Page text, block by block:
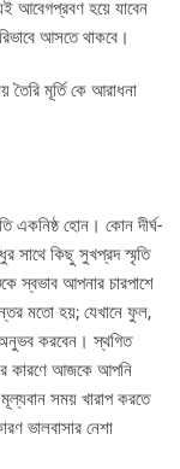
আবেগপ্রবণ হয়ে যাবেন
আসতে থাকবে।
মূর্তি কে আরাধনা
একনিষ্ঠ হোন। কোন দীর্ঘ-
সাথে কিছু সুখপ্রদ স্মৃতি
স্বভাব আপনার চারপাশে
মতো হয়; যেখানে ফুল,
করবেন। স্থগিত
কারণে আজকে আপনি
সময় খারাপ করতে
ভালবাসার নেশা